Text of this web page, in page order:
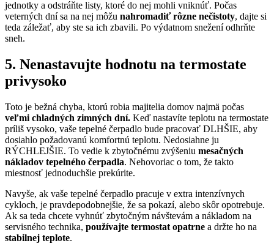
jednotky a odstráňte listy, ktoré do nej mohli vniknúť. Počas
veterných dní sa na nej môžu nahromadiť rôzne nečistoty, dajte si
teda záležať, aby ste sa ich zbavili. Po výdatnom snežení odhrňte
sneh.
5. Nenastavujte hodnotu na termostate
privysoko
Toto je bežná chyba, ktorú robia majitelia domov najmä počas
veľmi chladných zimných dní. Keď nastavíte teplotu na termostate
príliš vysoko, vaše tepelné čerpadlo bude pracovať DLHŠIE, aby
dosiahlo požadovanú komfortnú teplotu. Nedosiahne ju
RÝCHLEJŠIE. To vedie k zbytočnému zvýšeniu mesačných
nákladov tepelného čerpadla. Nehovoriac o tom, že takto
miestnosť jednoduchšie prekúrite.
Navyše, ak vaše tepelné čerpadlo pracuje v extra intenzívnych
cykloch, je pravdepodobnejšie, že sa pokazí, alebo skôr opotrebuje.
Ak sa teda chcete vyhnúť zbytočným návštevám a nákladom na
servisného technika, používajte termostat opatrne a držte ho na
stabilnej teplote.